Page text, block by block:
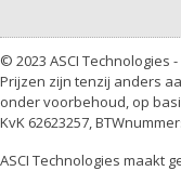
© 2023 ASCI Technologies
Prijzen zijn tenzij anders
onder voorbehoud, op
KvK 62623257,
ASCI Technologies maakt